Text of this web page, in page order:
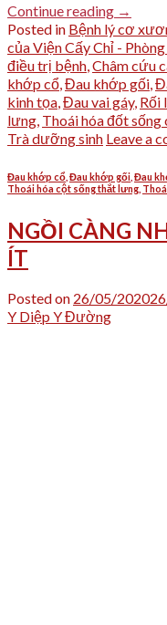
Continue reading →
Posted in Bệnh lý cơ
của Viện Cấy Chỉ -
điều trị bệnh Châm cứu
khớp cổ Đau khớp gối
kinh tọa Đau vai gáy, Rối
lưng Thoái hóa đốt sống
Trà dưỡng sinh Leave a
Đau khớp cổ Đau khớp gối Đau
Thoái hóa cột sống thắt lưng
NGỒI CÀNG
ÍT
Posted on 26/05/2020
Y Diệp Y Đường